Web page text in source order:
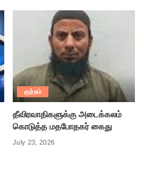
குற்றம்
தீவிரவாதிகளுக்கு அடைக்கலம்
கொடுத்த மதபோதகர் கைது
July 23, 2026